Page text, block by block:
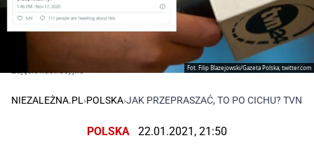
Fot. Filip Blazejowski/Gazeta Polska; twitter.com
Zdjęcie ilustracyjne
NIEZALEŻNA.PL›POLSKA›JAK PRZEPRASZAĆ, TO PO CICHU? TVN
POLSKA 22.01.2021, 21:50